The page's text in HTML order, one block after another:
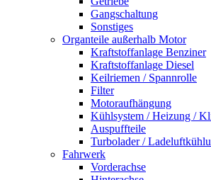
Gangschaltung
Sonstiges
Organteile außerhalb Motor
Kraftstoffanlage Benziner
Kraftstoffanlage Diesel
Keilriemen / Spannrolle
Filter
Motoraufhängung
Kühlsystem / Heizung /
Auspuffteile
Turbolader /
Fahrwerk
Vorderachse